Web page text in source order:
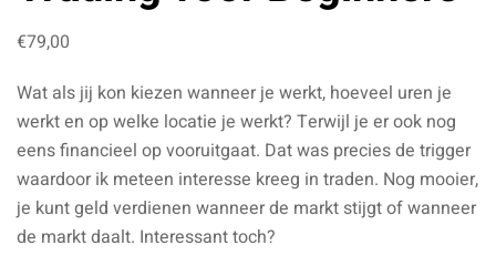
€79,00
Wat als jij kon kiezen wanneer je werkt, hoeveel uren je
werkt en op welke locatie je werkt? Terwijl je er ook nog
eens financieel op vooruitgaat. Dat was precies de trigger
waardoor ik meteen interesse kreeg in traden. Nog mooier,
je kunt geld verdienen wanneer de markt stijgt of wanneer
de markt daalt. Interessant toch?